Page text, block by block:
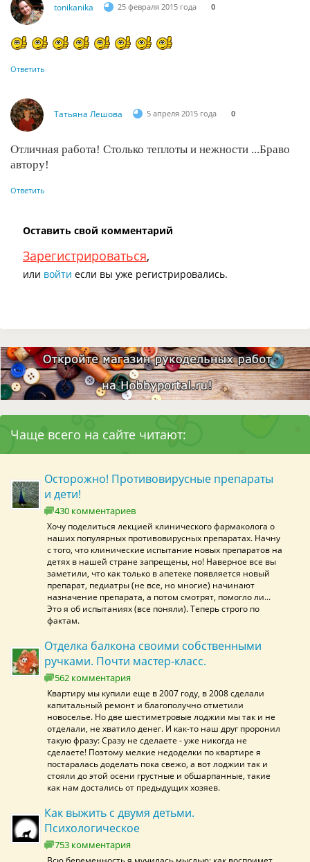
tonikanika 25 февраля 2015 года 0
Ответить
Татьяна Лешова 5 апреля 2015 года 0
Отличная работа! Столько теплоты и нежности ...Браво
автору!
Ответить
Оставить свой комментарий
Зарегистрироваться,
или войти если вы уже регистрировались.
Чаще всего на сайте читают:
Осторожно! Противовирусные препараты
и дети!
430 комментариев
Хочу поделиться лекцией клинического фармаколога о
наших популярных противовирусных препаратах. Начну
с того, что клинические испытание новых препаратов на
детях в нашей стране запрещены, но! Наверное все вы
заметили, что как только в апетеке появляется новый
препарат, педиатры (не все, но многие) начинают
назначение препарата, а потом смотрят, помогло ли...
Это я об испытаниях (все поняли). Теперь строго по
фактам.
Отделка балкона своими собственными
ручками. Почти мастер-класс.
562 комментария
Квартиру мы купили еще в 2007 году, в 2008 сделали
капитальный ремонт и благополучно отметили
новоселье. Но две шестиметровые лоджии мы так и не
отделали, не хватило денег. И как-то наш друг проронил
такую фразу: Сразу не сделаете - уже никогда не
сделаете! Поэтому мелкие недоделки по квартире я
постаралась доделать пока свежо, а вот лоджии так и
стояли до этой осени грустные и обшарпанные, такие
как нам достались от предыдущих хозяев.
Как выжить с двумя детьми.
Психологическое
753 комментария